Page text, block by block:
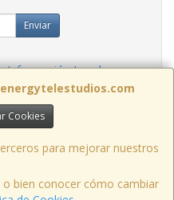
Cookies
para mejorar nuestros
bien conocer cómo cambiar
Enviar
Información Legal
Política de Cookies